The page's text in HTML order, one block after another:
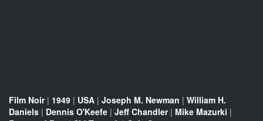
Film Noir| 1949 | USA | Joseph M. Newman | William H.
Daniels | Dennis O'Keefe | Jeff Chandler| Mike Mazurki |